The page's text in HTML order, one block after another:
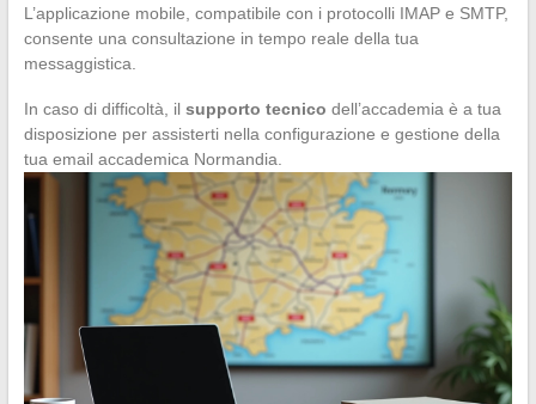
L’applicazione mobile, compatibile con i protocolli IMAP e SMTP,
consente una consultazione in tempo reale della tua
messaggistica.
In caso di difficoltà, il supporto tecnico dell’accademia è a tua
disposizione per assisterti nella configurazione e gestione della
tua email accademica Normandia.